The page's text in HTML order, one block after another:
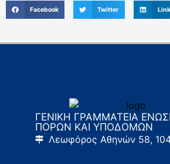
Facebook Twitter
ΓΕΝΙΚΗ ΓΡΑΜΜΑΤΕΙΑ
ΠΟΡΩΝ ΚΑΙ ΥΠΟΔΟΜΩΝ
Λεωφόρος Αθηνών 58,